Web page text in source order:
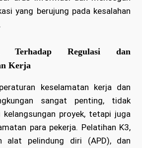
yang berujung pada kesalahan
Terhadap Regulasi dan
Kerja
keselamatan kerja dan
sangat penting, tidak
kelangsungan proyek, tetapi juga
para pekerja. Pelatihan K3,
alat pelindung diri (APD), dan